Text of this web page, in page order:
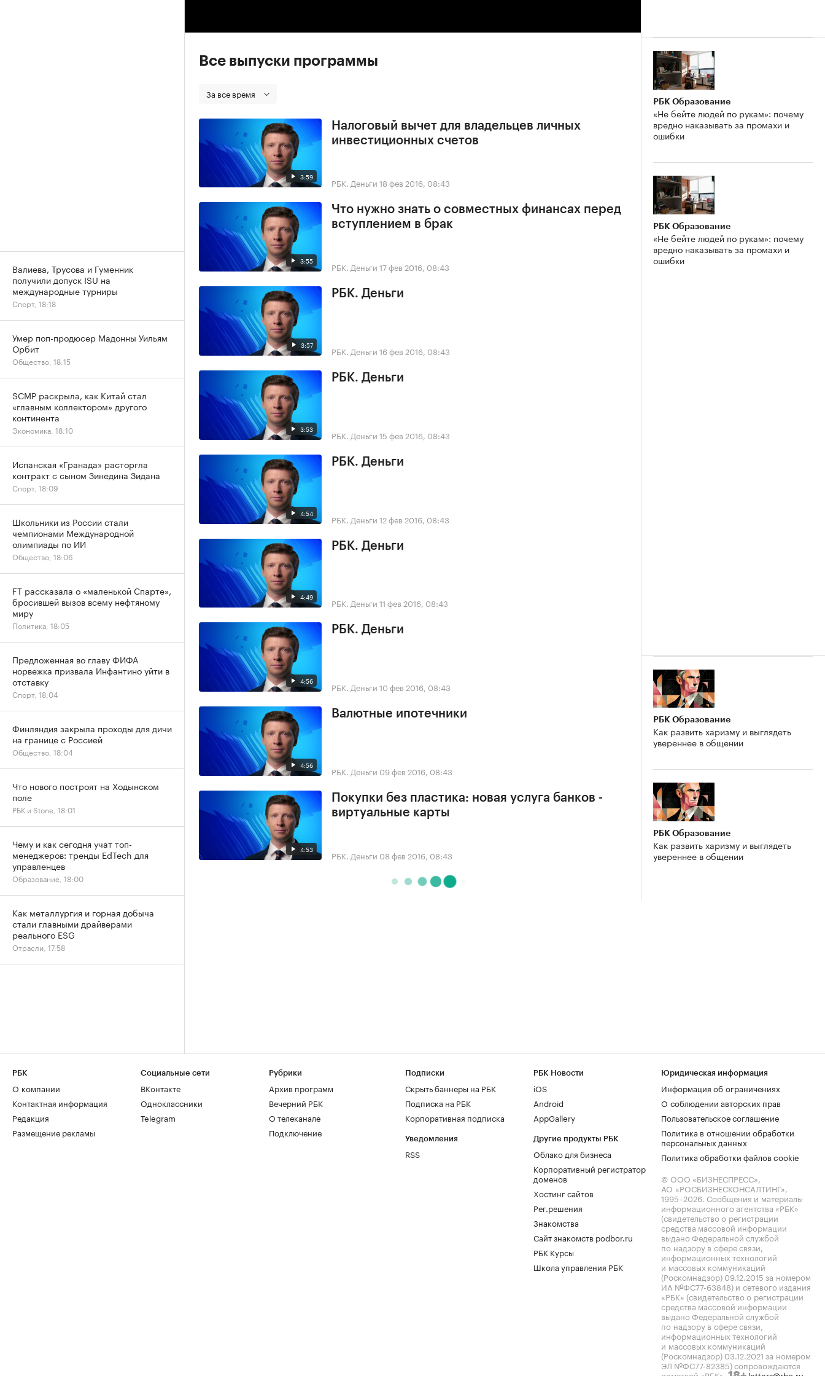
Все выпуски программы
За все время
3:59
Налоговый вычет для владельцев личных
инвестиционных счетов
РБК. Деньги 18 фев 2016, 08:43
3:55
Что нужно знать о совместных финансах перед
вступлением в брак
РБК. Деньги 17 фев 2016, 08:43
3:57
РБК. Деньги
РБК. Деньги 16 фев 2016, 08:43
3:53
РБК. Деньги
РБК. Деньги 15 фев 2016, 08:43
4:54
РБК. Деньги
РБК. Деньги 12 фев 2016, 08:43
4:49
РБК. Деньги
РБК. Деньги 11 фев 2016, 08:43
4:56
РБК. Деньги
РБК. Деньги 10 фев 2016, 08:43
4:56
Валютные ипотечники
РБК. Деньги 09 фев 2016, 08:43
4:53
Покупки без пластика: новая услуга банков -
виртуальные карты
РБК. Деньги 08 фев 2016, 08:43
РБК Образование
«Не бейте людей по рукам»: почему
вредно наказывать за промахи и
ошибки
РБК Образование
«Не бейте людей по рукам»: почему
вредно наказывать за промахи и
ошибки
РБК Образование
Как развить харизму и выглядеть
увереннее в общении
РБК Образование
Как развить харизму и выглядеть
увереннее в общении
Валиева, Трусова и Гуменник
получили допуск ISU на
международные турниры
Спорт, 18:18
Умер поп-продюсер Мадонны Уильям
Орбит
Общество, 18:15
SCMP раскрыла, как Китай стал
«главным коллектором» другого
континента
Экономика, 18:10
Испанская «Гранада» расторгла
контракт с сыном Зинедина Зидана
Спорт, 18:09
Школьники из России стали
чемпионами Международной
олимпиады по ИИ
Общество, 18:06
FT рассказала о «маленькой Спарте»,
бросившей вызов всему нефтяному
миру
Политика, 18:05
Предложенная во главу ФИФА
норвежка призвала Инфантино уйти в
отставку
Спорт, 18:04
Финляндия закрыла проходы для дичи
на границе с Россией
Общество, 18:04
Что нового построят на Ходынском
поле
РБК и Stone, 18:01
Чему и как сегодня учат топ-
менеджеров: тренды EdTech для
управленцев
Образование, 18:00
Как металлургия и горная добыча
стали главными драйверами
реального ESG
Отрасли, 17:58
РБК
О компании
Контактная информация
Редакция
Размещение рекламы
Социальные сети
ВКонтакте
Одноклассники
Telegram
Рубрики
Архив программ
Вечерний РБК
О телеканале
Подключение
Подписки
Скрыть баннеры на РБК
Подписка на РБК
Корпоративная подписка
Уведомления
RSS
РБК Новости
iOS
Android
AppGallery
Другие продукты РБК
Облако для бизнеса
Корпоративный регистратор
доменов
Хостинг сайтов
Рег.решения
Знакомства
Сайт знакомств podbor.ru
РБК Курсы
Школа управления РБК
Юридическая информация
Информация об ограничениях
О соблюдении авторских прав
Пользовательское соглашение
Политика в отношении обработки
персональных данных
Политика обработки файлов cookie
© ООО «БИЗНЕСПРЕСС»,
АО «РОСБИЗНЕСКОНСАЛТИНГ»,
1995–2026. Сообщения и материалы
информационного агентства «РБК»
(свидетельство о регистрации
средства массовой информации
выдано Федеральной службой
по надзору в сфере связи,
информационных технологий
и массовых коммуникаций
(Роскомнадзор) 09.12.2015 за номером
ИА №ФС77-63848) и сетевого издания
«РБК» (свидетельство о регистрации
средства массовой информации
выдано Федеральной службой
по надзору в сфере связи,
информационных технологий
и массовых коммуникаций
(Роскомнадзор) 03.12.2021 за номером
ЭЛ №ФС77-82385) сопровождаются